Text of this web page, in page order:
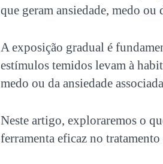
que geram ansiedade, medo
Aexposição gradual é
estímulos temidos levam à
medo ou da ansiedade
Neste artigo, exploraremos o
ferramenta eficaz no